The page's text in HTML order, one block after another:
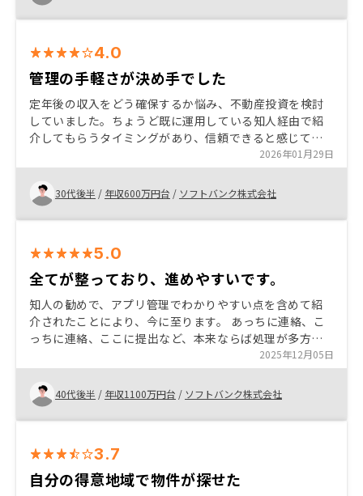
4.0
管理の手軽さが決め手でした
定年後の収入をどう確保するか悩み、不動産投資を検討
していました。ちょうど既に運用している知人経由で紹
介してもらうタイミングがあり、信頼できると感じて運
用を始めました。 実際に始めてみて、サポート体制が非
常に整っていると感じます。自分で細かい期日の調整や
管理などをする必要がなく、安心してお任せできるとこ
ろが一番の魅力です。
2026年01月29日
30代後半 / 年収600万円台 / ソフトバンク株式会社
5.0
全てが整っており、進めやすいです。
知人の勧めで、アプリ管理でわかりやすい点を含めて紹
介されたことにより、今に至ります。 あっちに連絡、こ
っちに連絡、ここに提出など、本来ならば処理が多方面
で混乱しがだと思いますが、ある程度一気通貫で整って
おり、分かりやすいです。 より詳細に年収や税なども踏
まえての10年後、20年後などのシミュレーション。
2025年12月05日
40代後半 / 年収1100万円台 / ソフトバンク株式会社
3.7
自分の得意地域で物件が探せた